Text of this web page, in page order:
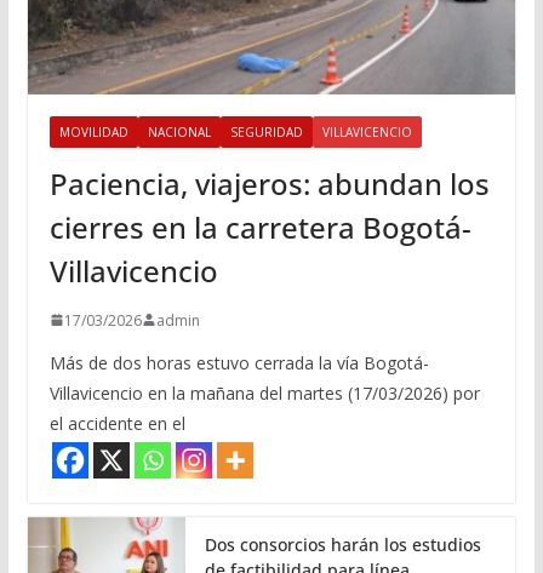
MOVILIDAD NACIONAL SEGURIDAD VILLAVICENCIO
Paciencia, viajeros: abundan los
cierres en la carretera Bogotá-
Villavicencio
17/03/2026 admin
Más de dos horas estuvo cerrada la vía Bogotá-
Villavicencio en la mañana del martes (17/03/2026) por
el accidente en el
Dos consorcios harán los estudios